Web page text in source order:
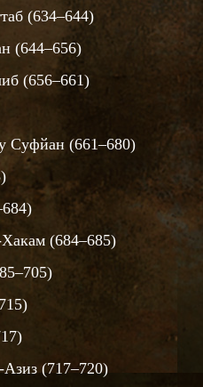
(634–644)
(644–656)
(656–661)
Суфйан (661–680)
(684–685)
(717–720)